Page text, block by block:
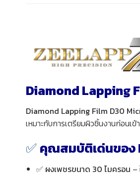
Diamond Lapping
Diamond Lapping Film D30
เหมาะกับการเตรียมผิวชิ้นงานก่อนเ
✅ คุณสมบัติเด่นของ
✅ ผงเพชรขนาด 30 ไมครอน –